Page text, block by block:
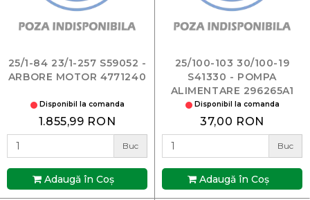
25/1-84 23/1-257 S59052 -
ARBORE MOTOR 4771240
Disponibil la comanda
1.855,99 RON
Buc
Adaugă în Coş
25/100-103 30/100-19
S41330 - POMPA
ALIMENTARE 296265A1
Disponibil la comanda
37,00 RON
Buc
Adaugă în Coş